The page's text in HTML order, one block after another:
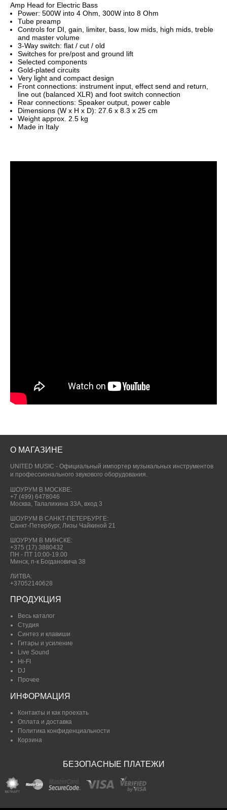
Amp Head for Electric Bass
Power: 500W into 4 Ohm, 300W into 8 Ohm
Tube preamp
Controls for DI, gain, limiter, bass, low mids, high mids, treble
and master volume
3-Way switch: flat / cut / old
Switches for pre/post and ground lift
Selected components
Gold-plated circuits
Very light and compact design
Front connections: instrument input, effect send and return,
line out (balanced XLR) and foot switch connection
Rear connections: Speaker output, power cable
Dimensions (W x H x D): 27.6 x 8.3 x 25 cm
Weight approx. 2.5 kg
Made in Italy
О МАГАЗИНЕ
UNITED MUSIC - Официальный импортер музыкальных инструментов
и профессионального звукового оборудования.
ШОУРУМ В МОСКВЕ:
+7 (499) 6478046
Москва, Талалихина 33А, вход 3
ШОУРУМ В САНКТ-ПЕТЕРБУРГЕ:
Санкт-Петербург, Лизы Чайкиной 21
ШОУРУМ В МИНСКЕ:
+375 (17) 3880432
ПН - ПТ 10:00-19.00
Минск, п-к Богдановича 38
ЛИТВА:
+37052140628
ПРОДУКЦИЯ
Весь каталог
Студия
Синтез и клавиши
Гитары и усиление
Live Sound
Hi-FI
DJ
Прочее
ИНФОРМАЦИЯ
Контакты и как проехать
Оплата и доставка
Политика конфиденциальности
Корзина
БЕЗОПАСНЫЕ ПЛАТЕЖИ